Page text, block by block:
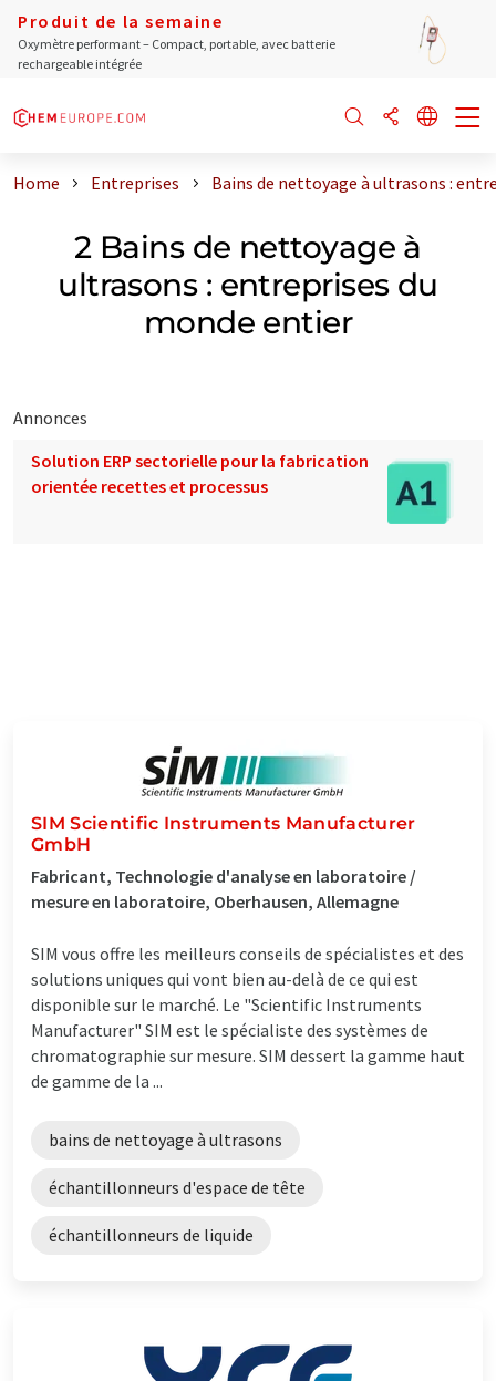
Produit de la semaine
Oxymètre performant – Compact, portable, avec batterie
rechargeable intégrée
Home Entreprises Bains de nettoyage à ultrasons :
2 Bains de nettoyage à
ultrasons : entreprises du
monde entier
Annonces
Solution ERP sectorielle pour la fabrication
orientée recettes et processus
SIM Scientific Instruments Manufacturer
GmbH
Fabricant, Technologie d'analyse en laboratoire /
mesure en laboratoire, Oberhausen, Allemagne
SIM vous offre les meilleurs conseils de spécialistes et des
solutions uniques qui vont bien au-delà de ce qui est
disponible sur le marché. Le "Scientific Instruments
Manufacturer" SIM est le spécialiste des systèmes de
chromatographie sur mesure. SIM dessert la gamme haut
de gamme de la ...
bains de nettoyage à ultrasons
échantillonneurs d'espace de tête
échantillonneurs de liquide